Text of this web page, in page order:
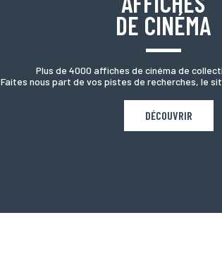
DE CINÉMA
Plus de 4000 affiches de cinéma de
Faites nous part de vos pistes de recherches, le
DÉCOUVRIR